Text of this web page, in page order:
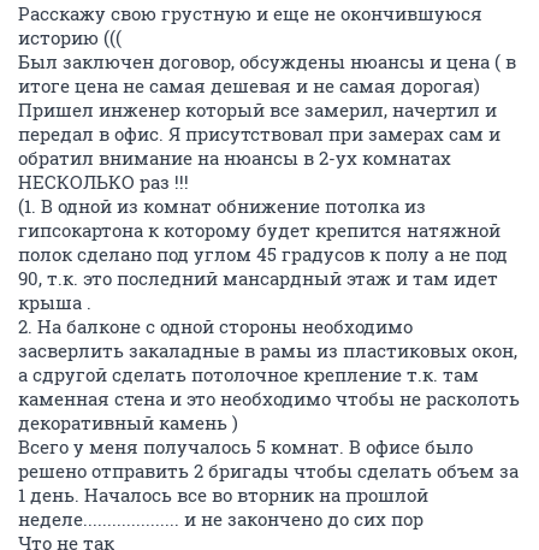
Расскажу свою грустную и еще не окончившуюся
историю (((
Был заключен договор, обсуждены нюансы и цена ( в
итоге цена не самая дешевая и не самая дорогая)
Пришел инженер который все замерил, начертил и
передал в офис. Я присутствовал при замерах сам и
обратил внимание на нюансы в 2-ух комнатах
НЕСКОЛЬКО раз !!!
(1. В одной из комнат обнижение потолка из
гипсокартона к которому будет крепится натяжной
полок сделано под углом 45 градусов к полу а не под
90, т.к. это последний мансардный этаж и там идет
крыша .
2. На балконе с одной стороны необходимо
засверлить закаладные в рамы из пластиковых окон,
а сдругой сделать потолочное крепление т.к. там
каменная стена и это необходимо чтобы не расколоть
декоративный камень )
Всего у меня получалось 5 комнат. В офисе было
решено отправить 2 бригады чтобы сделать объем за
1 день. Началось все во вторник на прошлой
неделе.................... и не закончено до сих пор
Что не так